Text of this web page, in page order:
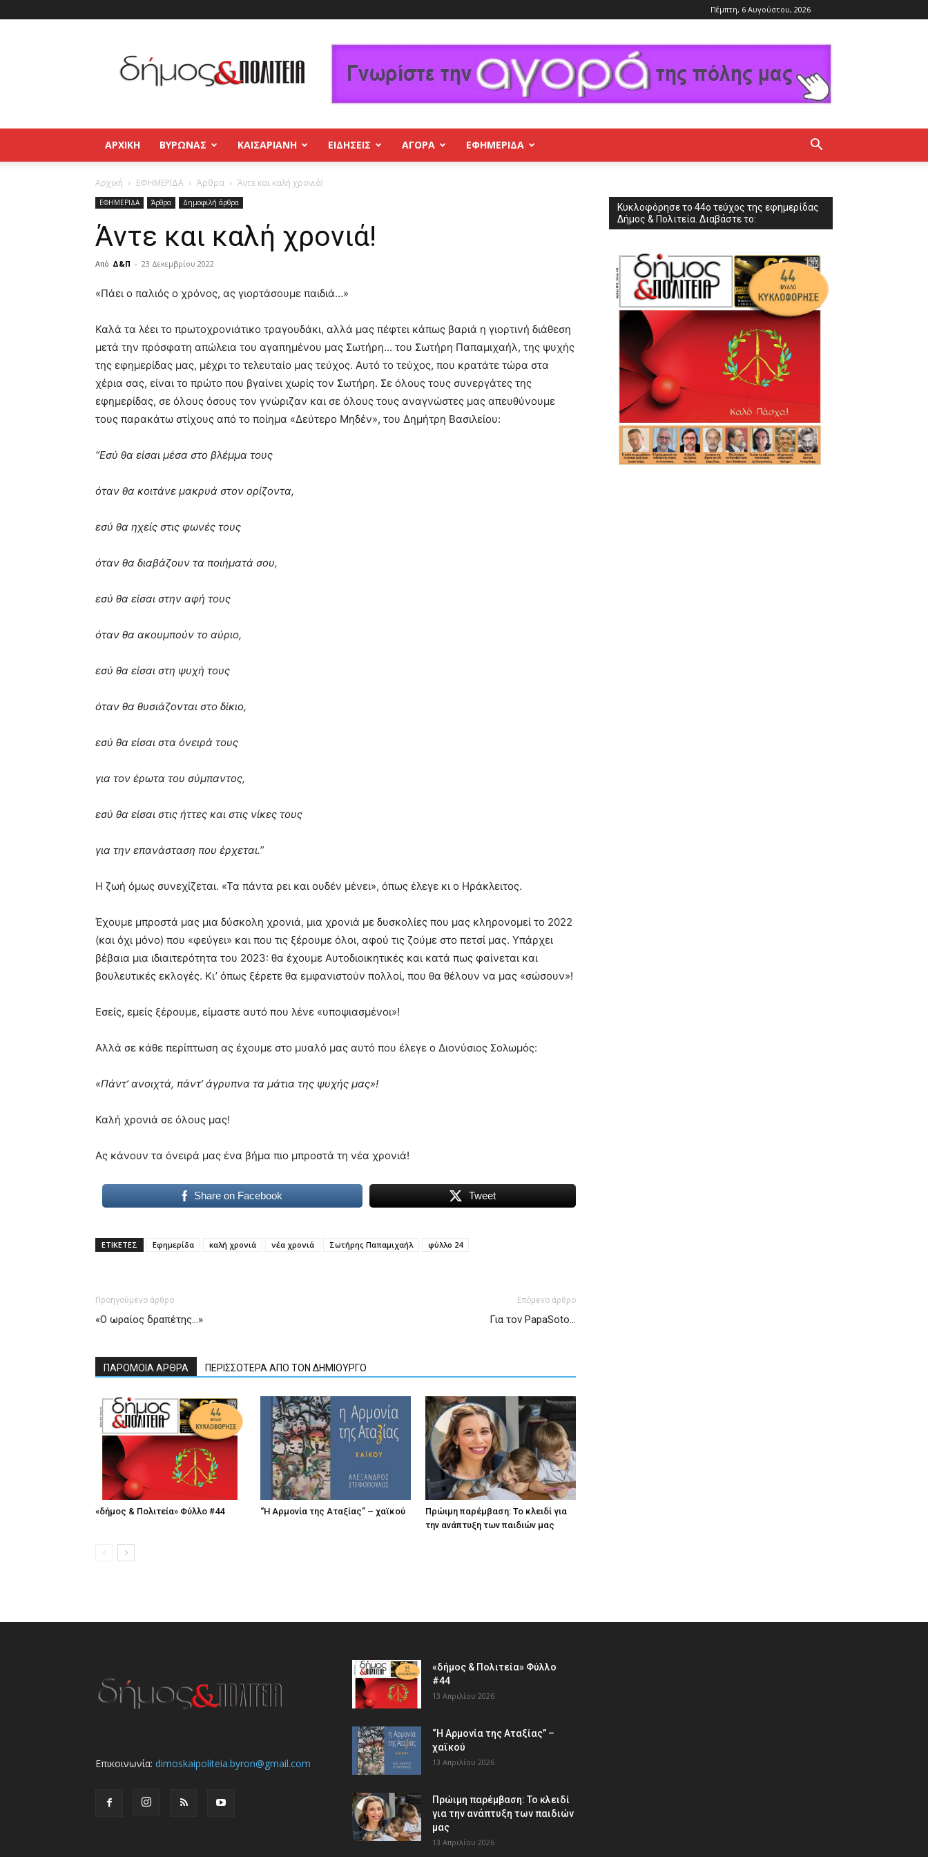
Πέμπτη, 6 Αυγούστου, 2026
και
Πολιτεία
Βύρωνας
–
Παγκράτι
ΑΡΧΙΚΉ ΒΥΡΩΝΑΣ ΚΑΙΣΑΡΙΑΝΗ ΕΙΔΗΣΕΙΣ ΑΓΟΡΑ ΕΦΗΜΕΡΊΔΑ
Αρχική ΕΦΗΜΕΡΙΔΑ Άρθρα Άντε και καλή χρονιά!
ΕΦΗΜΕΡΙΔΑ Άρθρα Δημοφιλή άρθρα
Άντε και καλή χρονιά!
Από Δ&Π - 23 Δεκεμβρίου 2022
blonde
hot
cam
show.desi
brandi
lyons
teaches
meaning
pain.
porn
«Πάει ο παλιός ο χρόνος, ας γιορτάσουμε παιδιά…»
Καλά τα λέει το πρωτοχρονιάτικο τραγουδάκι, αλλά μας πέφτει κάπως βαριά η γιορτινή διάθεση
μετά την πρόσφατη απώλεια του αγαπημένου μας Σωτήρη… του Σωτήρη Παπαμιχαήλ, της ψυχής
της εφημερίδας μας, μέχρι το τελευταίο μας τεύχος. Αυτό το τεύχος, που κρατάτε τώρα στα
χέρια σας, είναι το πρώτο που βγαίνει χωρίς τον Σωτήρη. Σε όλους τους συνεργάτες της
εφημερίδας, σε όλους όσους τον γνώριζαν και σε όλους τους αναγνώστες μας απευθύνουμε
τους παρακάτω στίχους από το ποίημα «Δεύτερο Μηδέν», του Δημήτρη Βασιλείου:
“Εσύ θα είσαι μέσα στο βλέμμα τους
όταν θα κοιτάνε μακρυά στον ορίζοντα,
εσύ θα ηχείς στις φωνές τους
όταν θα διαβάζουν τα ποιήματά σου,
εσύ θα είσαι στην αφή τους
όταν θα ακουμπούν το αύριο,
εσύ θα είσαι στη ψυχή τους
όταν θα θυσιάζονται στο δίκιο,
εσύ θα είσαι στα όνειρά τους
για τον έρωτα του σύμπαντος,
εσύ θα είσαι στις ήττες και στις νίκες τους
για την επανάσταση που έρχεται.”
Η ζωή όμως συνεχίζεται. «Τα πάντα ρει και ουδέν μένει», όπως έλεγε κι ο Ηράκλειτος.
Έχουμε μπροστά μας μια δύσκολη χρονιά, μια χρονιά με δυσκολίες που μας κληρονομεί το 2022
(και όχι μόνο) που «φεύγει» και που τις ξέρουμε όλοι, αφού τις ζούμε στο πετσί μας. Υπάρχει
βέβαια μια ιδιαιτερότητα του 2023: θα έχουμε Αυτοδιοικητικές και κατά πως φαίνεται και
βουλευτικές εκλογές. Κι’ όπως ξέρετε θα εμφανιστούν πολλοί, που θα θέλουν να μας «σώσουν»!
Εσείς, εμείς ξέρουμε, είμαστε αυτό που λένε «υποψιασμένοι»!
Αλλά σε κάθε περίπτωση ας έχουμε στο μυαλό μας αυτό που έλεγε ο Διονύσιος Σολωμός:
«Πάντ’ ανοιχτά, πάντ’ άγρυπνα τα μάτια της ψυχής μας»!
Καλή χρονιά σε όλους μας!
Ας κάνουν τα όνειρά μας ένα βήμα πιο μπροστά τη νέα χρονιά!
Share on Facebook Tweet
ΕΤΙΚΕΤΕΣ Εφημερίδα καλή χρονιά νέα χρονιά Σωτήρης Παπαμιχαήλ φύλλο 24
Προηγούμενο άρθρο
«Ο ωραίος δραπέτης…»
Επόμενο άρθρο
Για τον PapaSoto…
ΠΑΡΟΜΟΙΑ ΑΡΘΡΑ ΠΕΡΙΣΣΟΤΕΡΑ ΑΠΟ ΤΟΝ ΔΗΜΙΟΥΡΓΟ
«δήμος & Πολιτεία» Φύλλο #44 “Η Αρμονία της Αταξίας” – χαϊκού
Πρώιμη παρέμβαση: Το κλειδί για
την ανάπτυξη των παιδιών µας
Κυκλοφόρησε το 44ο τεύχος της εφημερίδας
Δήμος & Πολιτεία. Διαβάστε το:
Επικοινωνία: dimoskaipoliteia.byron@gmail.com
«δήμος & Πολιτεία» Φύλλο
#44
13 Απριλίου 2026
“Η Αρμονία της Αταξίας” –
χαϊκού
13 Απριλίου 2026
Πρώιμη παρέμβαση: Το κλειδί
για την ανάπτυξη των παιδιών
µας
13 Απριλίου 2026